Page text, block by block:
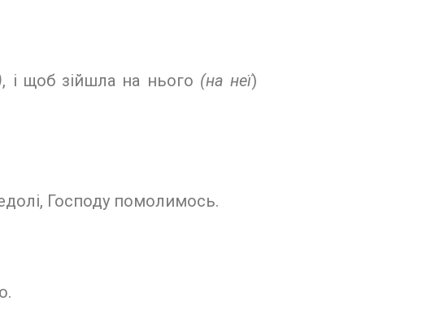
, і щоб зійшла на нього (на неї)
Господу помолимось.